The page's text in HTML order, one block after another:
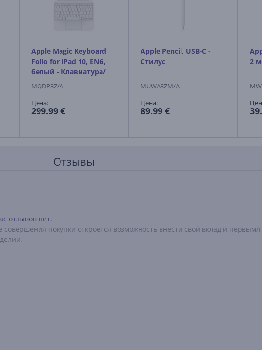
Apple Magic Keyboard
Folio for iPad 10, ENG,
белый - Клавиатура/
чехол
MQDP3Z/A
Цена:
299.99 €
Apple Pencil, USB-C -
Стилус
MUWA3ZM/A
Цена:
89.99 €
2
Отзывы
отзывов нет.
совершения покупки откроется возможность внести свой вклад и первым/